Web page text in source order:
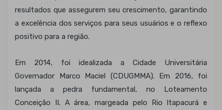
resultados que assegurem seu crescimento, garantindo
a excelência dos serviços para seus usuários e o reflexo
positivo para a região.
Em 2014, foi idealizada a Cidade Universitária
Governador Marco Maciel (CDUGMMA). Em 2016, foi
lançada a pedra fundamental, no Loteamento
Conceição II. A área, margeada pelo Rio Itapacurá e